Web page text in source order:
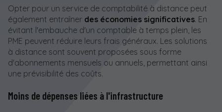
Opter pour un service de comptabilité à distance peut
également entraîner des économies significatives. En
évitant l'embauche d'un comptable à temps plein, les
PME peuvent réduire leurs frais généraux. Les solutions
à distance sont souvent proposées sous forme
d'abonnements mensuels ou annuels, permettant ainsi
une prévisibilité des coûts.
Moins de dépenses liées à l'infrastructure